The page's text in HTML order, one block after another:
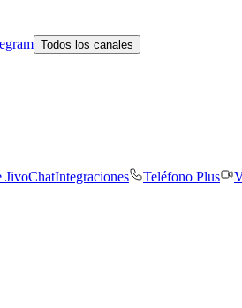
Todos los canales
JivoChatIntegraciones Teléfono Plus